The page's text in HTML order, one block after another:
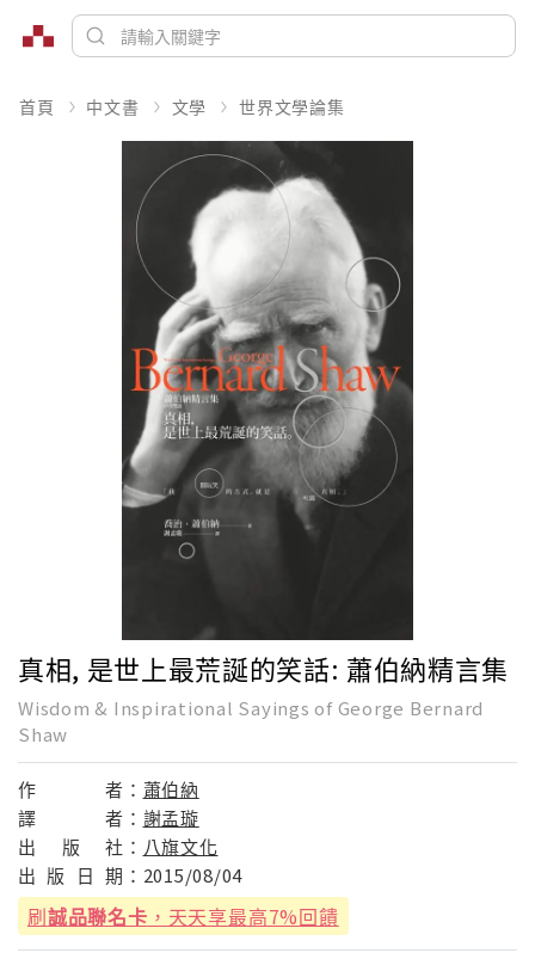
首頁 中文書 文學 世界文學論集
真相, 是世上最荒誕的笑話: 蕭伯納精言集
Wisdom & Inspirational Sayings of George Bernard
Shaw
作 者： 蕭伯納
譯
者： 謝孟璇
出
版 社： 八旗文化
出 版 日 期： 2015/08/04
刷誠品聯名卡 ，天天享最高7%回饋